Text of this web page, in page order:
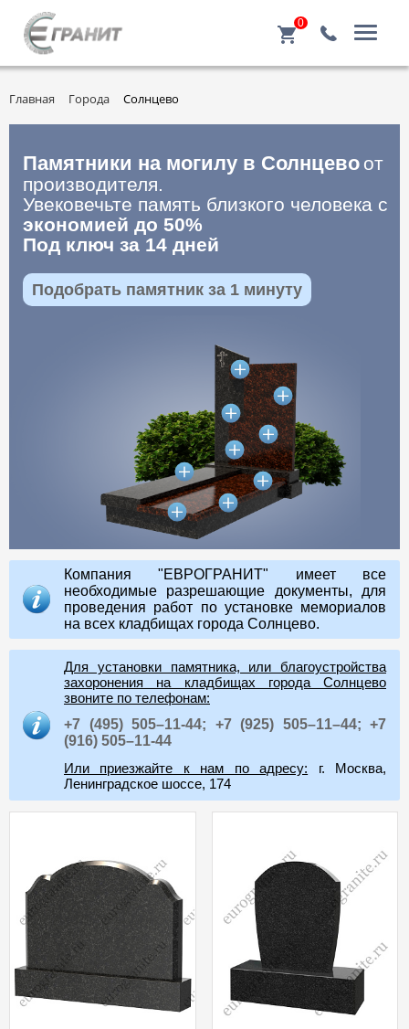
0
Главная Города Солнцево
Памятники на могилу в Солнцево от
производителя.
Увековечьте память близкого человека с
экономией до 50%
Под ключ за 14 дней
Подобрать памятник за 1 минуту
Компания "ЕВРОГРАНИТ" имеет все
необходимые разрешающие документы, для
проведения работ по установке мемориалов
на всех кладбищах города Солнцево.
Для установки памятника, или благоустройства
захоронения на кладбищах города Солнцево
звоните по телефонам:
+7 (495) 505–11-44;
+7 (925) 505–11–44; +7
(916) 505–11-44
Или приезжайте к нам по адресу: г. Москва,
Ленинградское шоссе, 174